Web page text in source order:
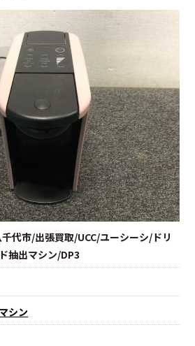
代市/出張買取/UCC/ユーシーシ/ドリ
抽出マシン/DP3
シン